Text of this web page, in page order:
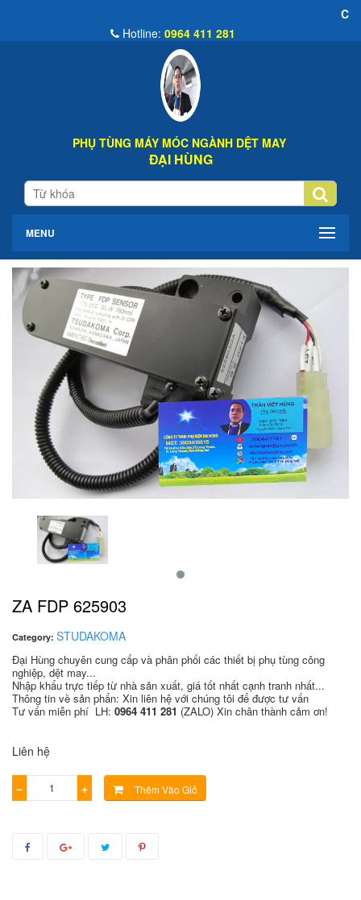
Chào Mừng Đến
Hotline: 0964 411 281
PHỤ TÙNG MÁY MÓC NGÀNH DỆT MAY
ĐẠI HÙNG
MENU
ZA FDP 625903
Category: STUDAKOMA
Đại Hùng chuyên cung cấp và phân phối các thiết bị phụ tùng công
nghiệp, dệt may...
Nhập khẩu trực tiếp từ nhà sản xuất, giá tốt nhất cạnh tranh nhất...
Thông tin về sản phẩn: Xin liên hệ với chúng tôi để được tư vấn
Tư vấn miễn phí LH: 0964 411 281 (ZALO) Xin chân thành cảm ơn!
Liên hệ
− + Thêm Vào Giỏ